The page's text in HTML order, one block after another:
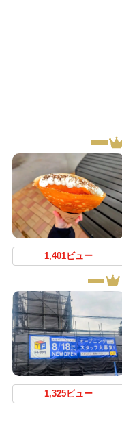
1,401ビュー
1,325ビュー